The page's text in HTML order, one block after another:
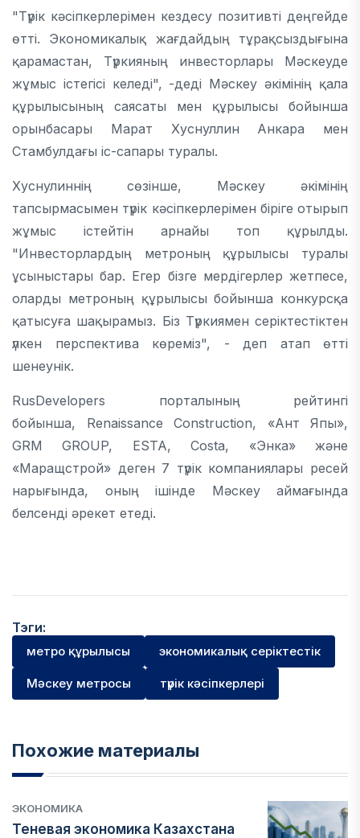
"Түрік кәсіпкерлерімен кездесу позитивті деңгейде
өтті. Экономикалық жағдайдың тұрақсыздығына
қарамастан, Түркияның инвесторлары Мәскеуде
жұмыс істегісі келеді", -деді Мәскеу әкімінің қала
құрылысының саясаты мен құрылысы бойынша
орынбасары Марат Хуснуллин Анкара мен
Стамбулдағы іс-сапары туралы.
Хуснулиннің сөзінше, Мәскеу әкімінің
тапсырмасымен түрік кәсіпкерлерімен біріге отырып
жұмыс істейтін арнайы топ құрылды.
"Инвесторлардың метроның құрылысы туралы
ұсыныстары бар. Егер бізге мердігерлер жетпесе,
оларды метроның құрылысы бойынша конкурсқа
қатысуға шақырамыз. Біз Түркиямен серіктестіктен
үлкен перспектива көреміз", - деп атап өтті
шенеунік.
RusDevelopers порталының рейтингі
бойынша, Renaissance Construction, «Ант Япы»,
GRM GROUP, ESTA, Costa, «Энка» және
«Маращстрой» деген 7 түрік компаниялары ресей
нарығында, оның ішінде Мәскеу аймағында
белсенді әрекет етеді.
Тэги:
метро құрылысы экономикалық серіктестік
Мәскеу метросы түрік кәсіпкерлері
Похожие материалы
ЭКОНОМИКА
Теневая экономика Казахстана